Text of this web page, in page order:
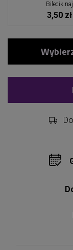
Bilecik naj
3,50 zł